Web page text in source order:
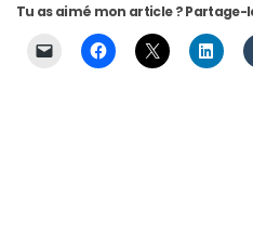
Tu as aimé mon article ? Partage-